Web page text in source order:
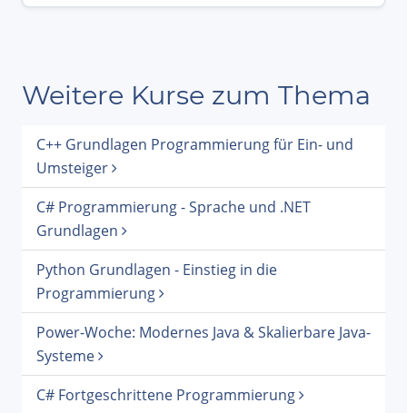
Weitere Kurse zum Thema
C++ Grundlagen Programmierung für Ein- und
Umsteiger
C# Programmierung - Sprache und .NET
Grundlagen
Python Grundlagen - Einstieg in die
Programmierung
Power-Woche: Modernes Java & Skalierbare Java-
Systeme
C# Fortgeschrittene Programmierung